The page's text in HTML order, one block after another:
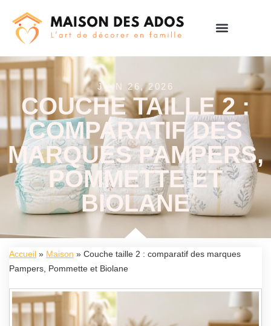
JUIN 26, 2026
COUCHE TAILLE 2 :
COMPARATIF DES
MARQUES PAMPERS,
POMMETTE ET
BIOLANE
Accueil » Maison » Couche taille 2 : comparatif des marques
Pampers, Pommette et Biolane